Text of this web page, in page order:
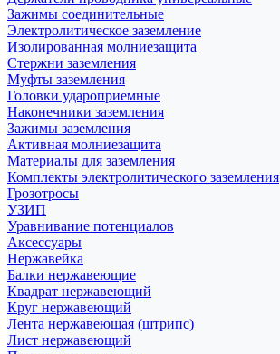
Зажимы соединительные
Электролитическое заземление
Изолированная молниезащита
Стержни заземления
Муфты заземления
Головки удароприемные
Наконечники заземления
Зажимы заземления
Активная молниезащита
Материалы для заземления
Комплекты электролитического заземления
Грозотросы
УЗИП
Уравнивание потенциалов
Аксессуары
Нержавейка
Балки нержавеющие
Квадрат нержавеющий
Круг нержавеющий
Лента нержавеющая (штрипс)
Лист нержавеющий